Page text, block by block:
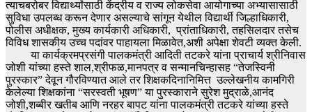
त्याचबरोबर विद्यार्थ्यांसाठी केंद्रीय व राज्य लोकसेवा आयोगाच्या अभ्यासासाठी
सुविधा उपलब्ध करून देणार असल्याचे सांगून येथील विद्यार्थी जिल्हाधिकारी,
पोलीस अधीक्षक, मुख्य कार्यकारी अधिकारी, प्रांताधिकारी, तहसिलदार तसेच
विविध शासकीय उच्च पदांवर पाहायला मिळावेत,अशी अपेक्षा शेवटी व्यक्त केली.
या कार्यक्रमप्रसंगी पालकमंत्री आदिती तटकरे यांना प्राचार्य श्रीनिवास
जोशी यांच्या हस्ते शाल,श्रीफळ,मानपत्र व सन्मानचिन्हासह “तेजस्विनी
पुरस्कार” देवून गौरविण्यात आले तर शिक्षकदिनानिमित्त उल्लेखनीय कामगिरी
केलेल्या शिक्षकांना “सरस्वती भूषण” या पुरस्काराने सुरेश मुद्राळे,आनंद
जोशी,शब्बीर खतीब आणि नरहर बापट यांना पालकमंत्री तटकरे यांच्या हस्ते